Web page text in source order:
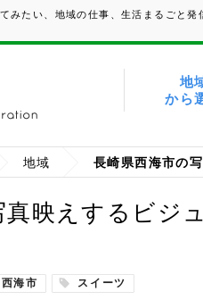
みたい、地域の仕事、生活まるごと発
地
から
地域
真映えするビジ
西海市 スイーツ